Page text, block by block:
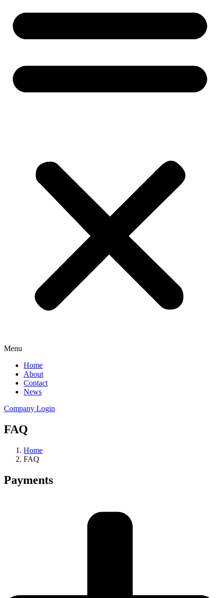
Menu
Home
About
Contact
News
Company Login
FAQ
Home
FAQ
Payments